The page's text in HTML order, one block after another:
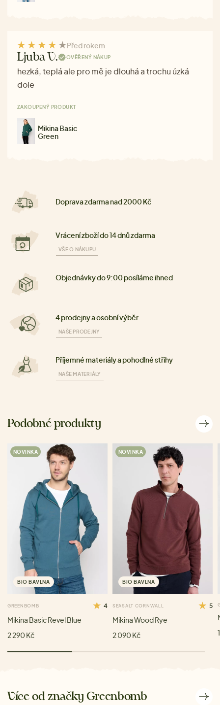
Před rokem
Ljuba V. OVĚŘENÝ NÁKUP
hezká, teplá ale pro mě je dlouhá a trochu úzká
dole
ZAKOUPENÝ PRODUKT
Mikina Basic
Green
Doprava zdarma nad 2000 Kč
Vrácení zboží do 14 dnů zdarma
VŠE O NÁKUPU
Objednávky do 9:00 posíláme ihned
4 prodejny a osobní výběr
NAŠE PRODEJNY
Příjemné materiály a pohodlné střihy
NAŠE MATERIÁLY
Podobné produkty
NOVINKA
BIO BAVLNA
GREENBOMB 4
Mikina Basic Revel Blue
2 290 Kč
NOVINKA
BIO BAVLNA
SEASALT CORNWALL 5
Mikina Wood Rye
2 090 Kč
Více od značky Greenbomb